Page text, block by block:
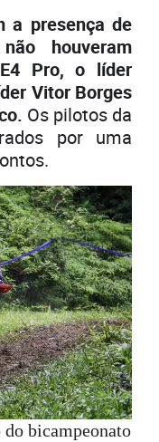
a presença de
houveram
Pro, o líder
Vitor Borges
Os pilotos da
por uma
do bicampeonato